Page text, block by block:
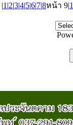
|1 |2|3|4|5|6|7|8หน้า 9|